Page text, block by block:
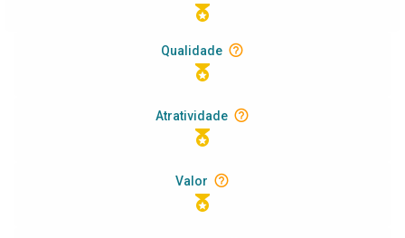
Qualidade
Atratividade
Valor